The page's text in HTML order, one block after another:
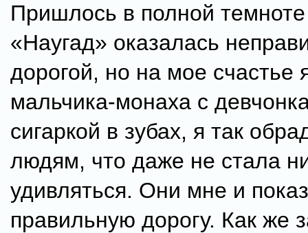
Пришлось в полной темноте
«Наугад» оказалась
дорогой, но на мое счастье
мальчика-монаха с
сигаркой в зубах, я так
людям, что даже не стала
удивляться. Они мне и
правильную дорогу. Как же